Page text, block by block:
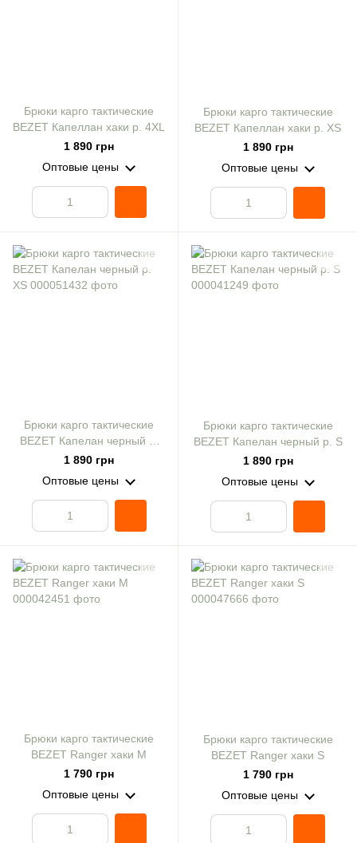
Брюки карго тактические
BEZET Капеллан хаки р. 4XL
1 890 грн
Оптовые цены
Брюки карго тактические
BEZET Капеллан хаки р. XS
1 890 грн
Оптовые цены
Брюки карго тактические
BEZET Капелан черный р.
XS
1 890 грн
Оптовые цены
Брюки карго тактические
BEZET Капелан черный р. S
1 890 грн
Оптовые цены
Брюки карго тактические
BEZET Ranger хаки M
1 790 грн
Оптовые цены
Брюки карго тактические
BEZET Ranger хаки S
1 790 грн
Оптовые цены